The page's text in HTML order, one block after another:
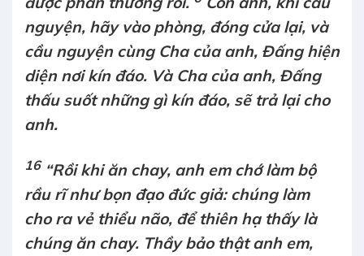
nguyện, hãy vào phòng, đóng cửa lại, và
cầu nguyện cùng Cha của anh, Đấng hiện
diện nơi kín đáo. Và Cha của anh, Đấng
thấu suốt những gì kín đáo, sẽ trả lại cho
anh.
16 “Rồi khi ăn chay, anh em chớ làm bộ
rầu rĩ như bọn đạo đức giả: chúng làm
cho ra vẻ thiểu não, để thiên hạ thấy là
chúng ăn chay. Thầy bảo thật anh em,